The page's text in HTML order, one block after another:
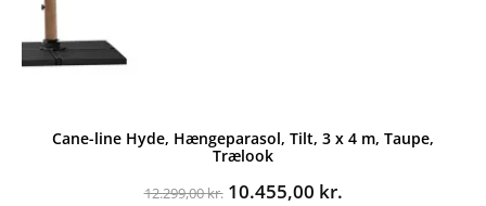
Cane-line Hyde, Hængeparasol, Tilt, 3 x 4 m, Taupe,
Trælook
12.299,00kr. Den
10.455,00 kr.Den